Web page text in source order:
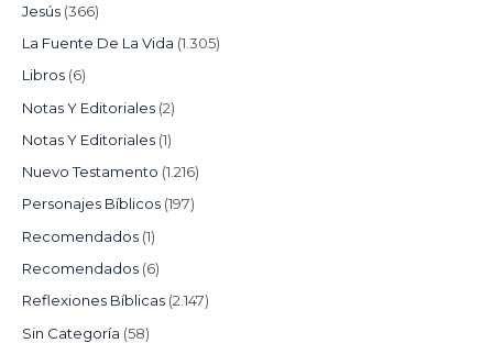
Jesús (366)
La Fuente De La Vida (1.305)
Libros (6)
Notas Y Editoriales (2)
Notas Y Editoriales (1)
Nuevo Testamento (1.216)
Personajes Bíblicos (197)
Recomendados (1)
Recomendados (6)
Reflexiones Bíblicas (2.147)
Sin Categoría (58)